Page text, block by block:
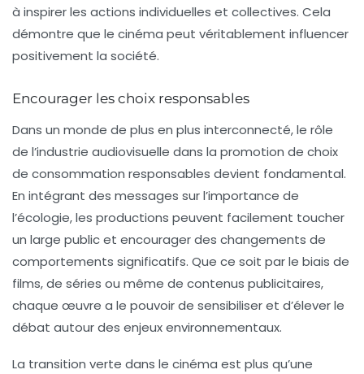
à inspirer les actions individuelles et collectives. Cela
démontre que le cinéma peut véritablement influencer
positivement la société.
Encourager les choix responsables
Dans un monde de plus en plus interconnecté, le rôle
de l’industrie audiovisuelle dans la promotion de choix
de consommation responsables devient fondamental.
En intégrant des messages sur l’importance de
l’écologie, les productions peuvent facilement toucher
un large public et encourager des changements de
comportements significatifs. Que ce soit par le biais de
films, de séries ou même de contenus publicitaires,
chaque œuvre a le pouvoir de sensibiliser et d’élever le
débat autour des enjeux environnementaux.
La transition verte dans le cinéma est plus qu’une